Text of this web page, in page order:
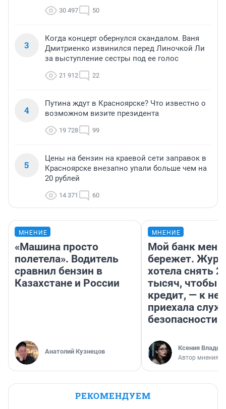
30 497 50
3
Когда концерт обернулся скандалом. Ваня
Дмитриенко извинился перед Линочкой Ли
за выступление сестры под ее голос
21 912 22
4
Путина ждут в Красноярске? Что известно о
возможном визите президента
19 728 99
5
Цены на бензин на краевой сети заправок в
Красноярске внезапно упали больше чем на
20 рублей
14 371 60
МНЕНИЕ
«Машина просто
полетела». Водитель
сравнил бензин в
Казахстане и России
Анатолий Кузнецов
МНЕНИЕ
Мой банк меня
бережет.
хотела снять
тысяч, чтобы
кредит, — к
приехала
безопасности
Ксения
Автор мнения
РЕКОМЕНДУЕМ